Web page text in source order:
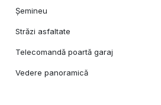
Șemineu
Străzi asfaltate
Telecomandă poartă garaj
Vedere panoramică